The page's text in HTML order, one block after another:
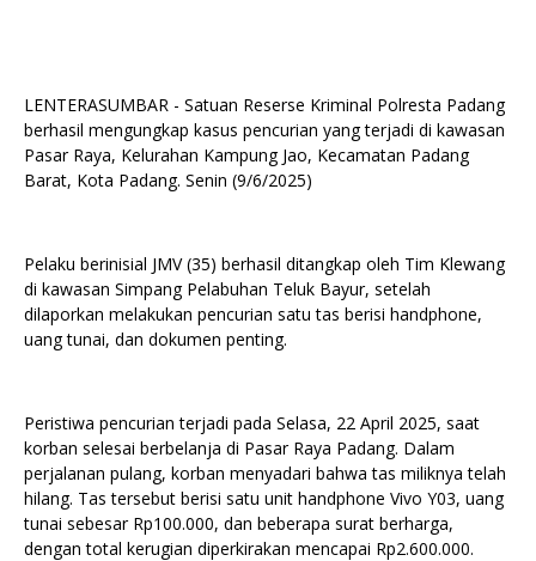
LENTERASUMBAR - Satuan Reserse Kriminal Polresta Padang
berhasil mengungkap kasus pencurian yang terjadi di kawasan
Pasar Raya, Kelurahan Kampung Jao, Kecamatan Padang
Barat, Kota Padang. Senin (9/6/2025)
Pelaku berinisial JMV (35) berhasil ditangkap oleh Tim Klewang
di kawasan Simpang Pelabuhan Teluk Bayur, setelah
dilaporkan melakukan pencurian satu tas berisi handphone,
uang tunai, dan dokumen penting.
Peristiwa pencurian terjadi pada Selasa, 22 April 2025, saat
korban selesai berbelanja di Pasar Raya Padang. Dalam
perjalanan pulang, korban menyadari bahwa tas miliknya telah
hilang. Tas tersebut berisi satu unit handphone Vivo Y03, uang
tunai sebesar Rp100.000, dan beberapa surat berharga,
dengan total kerugian diperkirakan mencapai Rp2.600.000.